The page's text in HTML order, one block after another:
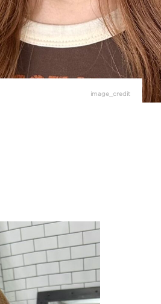
image_credit